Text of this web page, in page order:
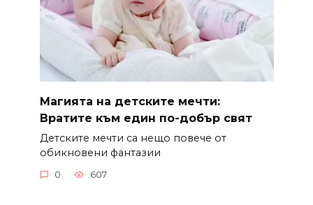
Магията на детските мечти:
Вратите към един по-добър свят
Детските мечти са нещо повече от
обикновени фантазии
0 607